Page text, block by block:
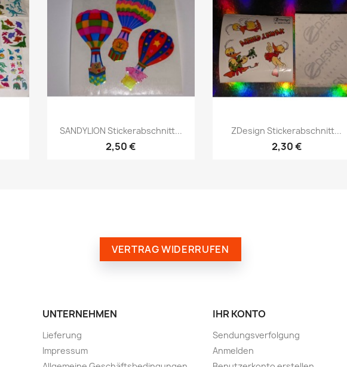
SANDYLION Stickerabschnitt...
2,50 €
ZDesign Stickerabschnitt...
2,30 €
VERTRAG WIDERRUFEN
UNTERNEHMEN
Lieferung
Impressum
IHR KONTO
Sendungsverfolgung
Anmelden